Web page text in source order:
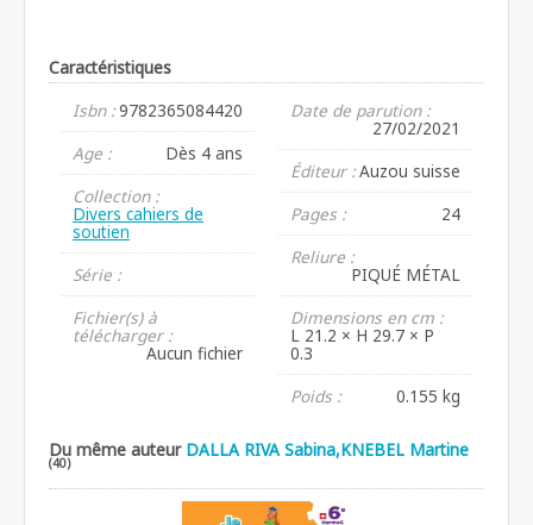
Caractéristiques
Isbn :9782365084420
Age :
Dès 4 ans
Collection :
Divers cahiers de
soutien
Série :
Fichier(s) à
télécharger :
Aucun fichier
Date de parution :
27/02/2021
Éditeur :Auzou suisse
Pages :
24
Reliure :
PIQUÉ MÉTAL
Dimensions en cm :
L 21.2 × H 29.7 × P
0.3
Poids :
0.155 kg
Du même auteur DALLA RIVA Sabina,KNEBEL Martine
(40)